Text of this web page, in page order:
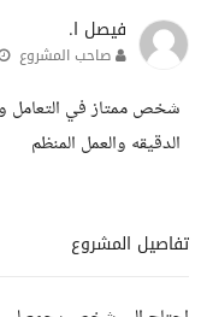
فيصل ا.
صاحب المشروع
شخص ممتاز في
الدقيقه والعمل المنظم
تفاصيل المشروع